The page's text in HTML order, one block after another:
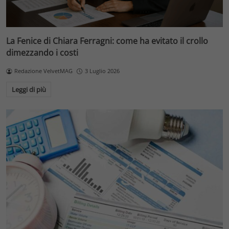
La Fenice di Chiara Ferragni: come ha evitato il crollo
dimezzando i costi
Redazione VelvetMAG 3 Luglio 2026
Leggi di più